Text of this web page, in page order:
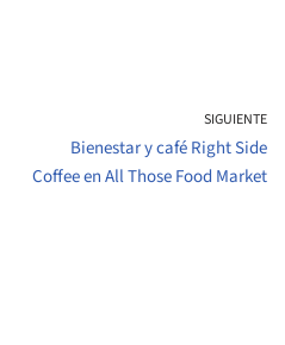
SIGUIENTE
Bienestar y café Right Side
Coffee en All Those Food Market